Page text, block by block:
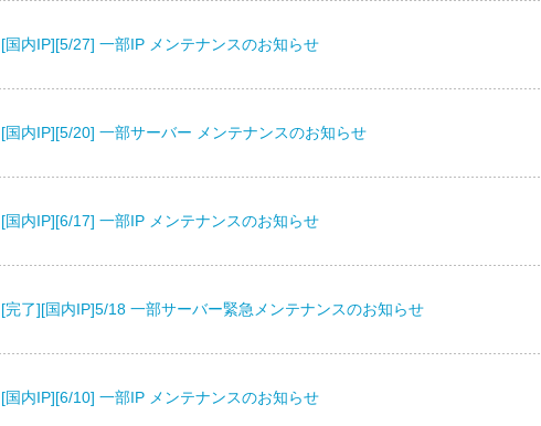
[国内IP][5/27] 一部IP メンテナンスのお知らせ
[国内IP][5/20] 一部サーバー メンテナンスのお知らせ
[国内IP][6/17] 一部IP メンテナンスのお知らせ
[完了][国内IP]5/18 一部サーバー緊急メンテナンスのお知らせ
[国内IP][6/10] 一部IP メンテナンスのお知らせ